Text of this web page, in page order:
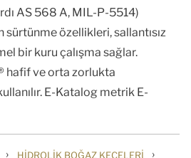
AS 568 A, MIL-P-5514)
özellikleri, sallantısız
bir kuru çalışma sağlar.
hafif ve orta zorlukta
E-Katalog metrik E-
› HIDROLIK BOĞAZ KEÇELERI ›